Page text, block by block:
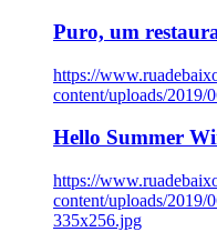
Puro, um
https://
content/uploads/2019/
Hello Summer
https://
content/uploads/2019/
335x256.jpg